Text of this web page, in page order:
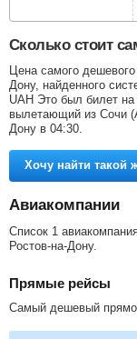
Сколько стоит
Цена самого
Дону, найденного
UAH Это был билет
вылетающий из Сочи
Дону в 04:30.
Хочу найти такой
Авиакомпании
Список 1
Ростов-на-Дону.
Прямые рейсы
Самый дешевый